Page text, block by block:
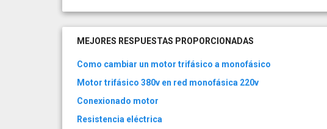
MEJORES RESPUESTAS PROPORCIONADAS
Como cambiar un motor trifásico a monofásico
Motor trifásico 380v en red monofásica 220v
Conexionado motor
Resistencia eléctrica